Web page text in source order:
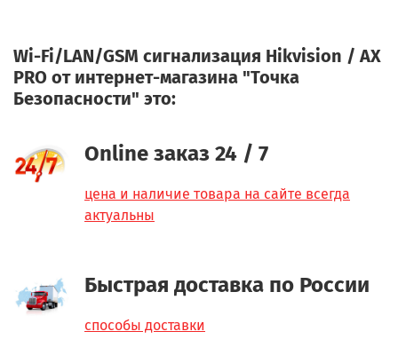
Wi-Fi/LAN/GSM сигнализация Hikvision / AX
PRO от интернет-магазина "Точка
Безопасности" это:
Online заказ 24 / 7
цена и наличие товара на сайте всегда
актуальны
Быстрая доставка по России
способы доставки